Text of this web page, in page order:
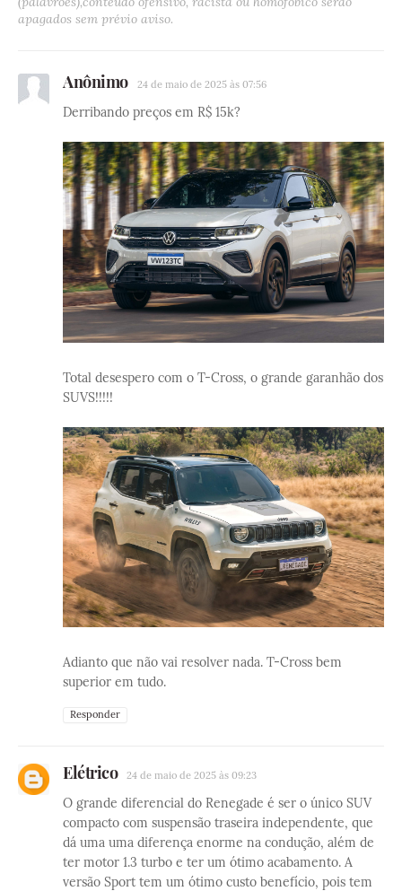
apagados sem prévio aviso.
Anônimo 24 de maio de 2025 às 07:56
Derribando preços em R$ 15k?
Total desespero com o T-Cross, o grande garanhão dos
SUVS!!!!!
Adianto que não vai resolver nada. T-Cross bem
superior em tudo.
Responder
Elétrico 24 de maio de 2025 às 09:23
O grande diferencial do Renegade é ser o único SUV
compacto com suspensão traseira independente, que
dá uma uma diferença enorme na condução, além de
ter motor 1.3 turbo e ter um ótimo acabamento. A
versão Sport tem um ótimo custo benefício, pois tem